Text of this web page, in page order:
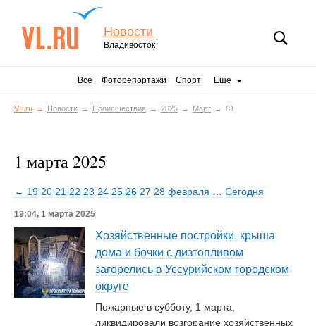
Новости
Владивосток
Все Фоторепортажи Спорт Еще
VL.ru Новости Происшествия 2025 Март 01
1 марта 2025
← 19 20 21 22 23 24 25 26 27 28 февраля Сегодня
19:04, 1 марта 2025
Хозяйственные постройки, крыша
дома и бочки с дизтопливом
загорелись в Уссурийском городском
округе
Пожарные в субботу, 1 марта,
ликвидировали возгорание хозяйственных